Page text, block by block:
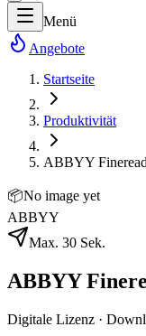
Menü
Angebote
Startseite
Produktivität
ABBYY
📦No image yet
ABBYY
Max. 30 Sek.
ABBYY
Digitale Lizenz ·